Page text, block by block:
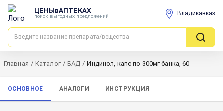
ЦЕНЫвАПТЕКАХ
поиск выгодных предложений Владикавказ
Главная / Каталог / БАД / Индинол, капс по 300мг банка, 60
ОСНОВНОЕ АНАЛОГИ ИНСТРУКЦИЯ